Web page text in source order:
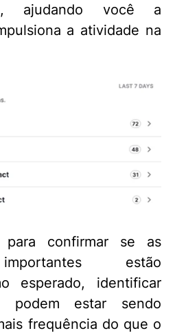
ajudando você a
a atividade na
confirmar se as
estão
esperado, identificar
podem estar sendo
frequência do que o